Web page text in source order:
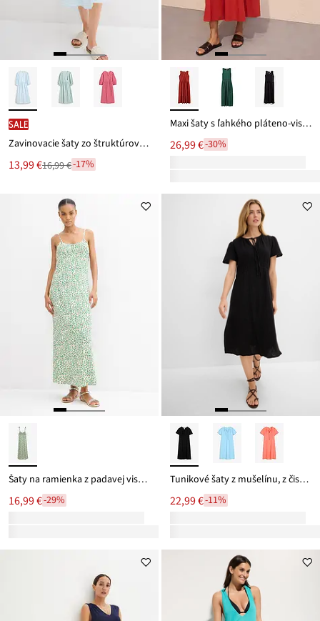
SALE
Zavinovacie šaty zo štruktúrovaného materiálu
Nová
cena
13,99 €
Zľava 16,99 €-17%
Maxi šaty s ľahkého pláteno-viskózového mixu
26,99 €-30%
Šaty na ramienka z padavej viskózy
16,99 €-29%
Tunikové šaty z mušelínu, z čistej bavlny
22,99 €-11%